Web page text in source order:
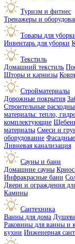
Туризм и фитнес
Тренажеры и
Товары для
Инвентарь для уборки
Текстиль
Домашний текстиль
Шторы и карнизы
Стройматериалы
Дорожные покрытия
Строительные
материалы: тепло,
комплектующие
материалы Смеси и
оборудование
Ливневая канализация
Сауны и бани
Домашние сауны
Инфракрасные бани
Двери и ограждения
Камины
Сантехника
Ванны для дома
Раковины для ванны и
кухни Инженерная